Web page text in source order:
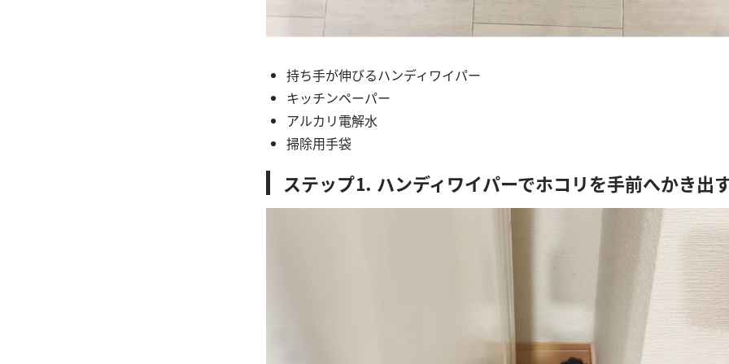
持ち手が伸びるハンディワイパー
キッチンペーパー
アルカリ電解水
掃除用手袋
ステップ⒈ ハンディワイパーでホコリを手前へかき出